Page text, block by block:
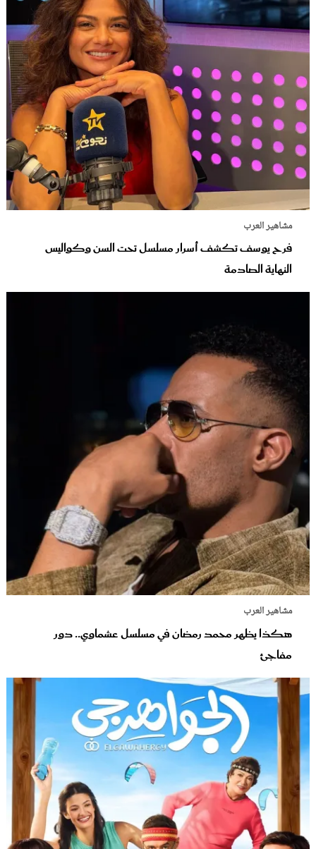
مشاهير العرب
فرح يوسف تكشف أسرار مسلسل تحت السن وكواليس
النهاية الصادمة
مشاهير العرب
هكذا يظهر محمد رمضان في مسلسل عشماوي.. دور
مفاجئ